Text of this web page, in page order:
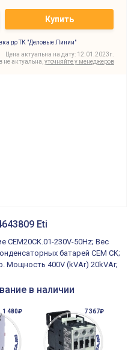
Купить
до ТК "Деловые Линии"
Цена актуальна на дату: 12.01.2023г.
не актуальна, уточняйте у менеджеров
230 0000 С
Eti
CEM20CK.01-230V-50Hz; Вес
батарей СЕМ CK;
Мощность 400V (kVAr) 20kVAr;
в наличии
1 480₽ 7 367₽